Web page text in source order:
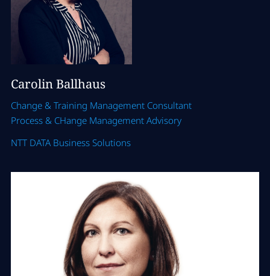
Carolin Ballhaus
Change & Training Management Consultant
Process & CHange Management Advisory
NTT DATA Business Solutions